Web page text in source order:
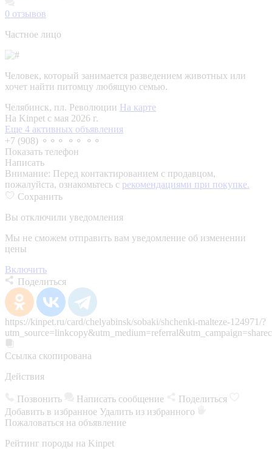
0 отзывов
Частное лицо
Человек, который занимается разведением животных или
хочет найти питомцу любящую семью.
Челябинск, пл. Революции На карте
На Kinpet c мая 2026 г.
Еще 4 активных объявления
+7 (908) ⚬⚬⚬ ⚬⚬ ⚬⚬
Показать телефон
Написать
Внимание: Перед контактированием с продавцом,
пожалуйста, ознакомьтесь с рекомендациями при покупке.
Сохранить
Вы отключили уведомления
Мы не сможем отправить вам уведомление об изменении
цены
Включить
Поделиться
https://kinpet.ru/card/chelyabinsk/sobaki/shchenki-malteze-124971/?
Ссылка скопирована
Действия
Позвонить Написать сообщение
Поделиться
Добавить в избранное Удалить из избранного
Пожаловаться на объявление
Рейтинг породы на Kinpet